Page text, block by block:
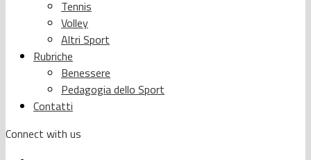
Tennis
Volley
Altri Sport
Rubriche
Benessere
Pedagogia dello Sport
Contatti
Connect with us